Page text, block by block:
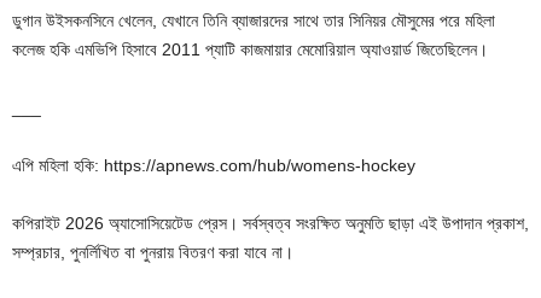
ডুগান উইসকনসিনে খেলেন, যেখানে তিনি ব্যাজারদের সাথে তার সিনিয়র মৌসুমের পরে মহিলা
কলেজ হকি এমভিপি হিসাবে 2011 প্যাটি কাজমায়ার মেমোরিয়াল অ্যাওয়ার্ড জিতেছিলেন।
এপি মহিলা হকি: https://apnews.com/hub/womens-hockey
কপিরাইট 2026 অ্যাসোসিয়েটেড প্রেস। সর্বস্বত্ব সংরক্ষিত অনুমতি ছাড়া এই উপাদান প্রকাশ,
সম্প্রচার, পুনর্লিখিত বা পুনরায় বিতরণ করা যাবে না।